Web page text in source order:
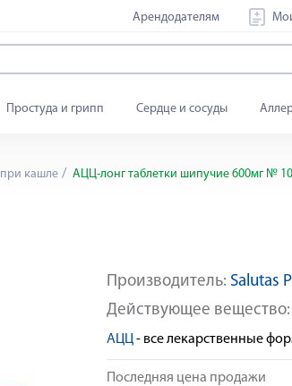
Арендодателям
Простуда и грипп Сердце и сосуды
кашле АЦЦ-лонг таблетки шипучие 600мг № 10
Производитель: Salutas
Действующее вещество:
АЦЦ- все лекарственные
Последняя цена продажи